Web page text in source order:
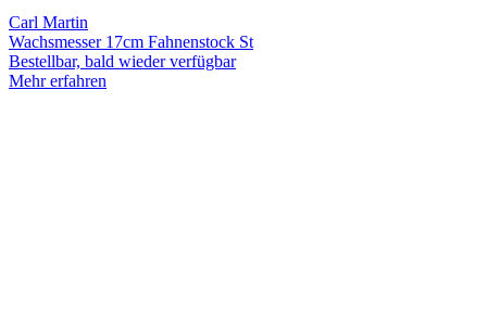
Carl Martin
Wachsmesser 17cm Fahnenstock St
Bestellbar, bald wieder verfügbar
Mehr erfahren